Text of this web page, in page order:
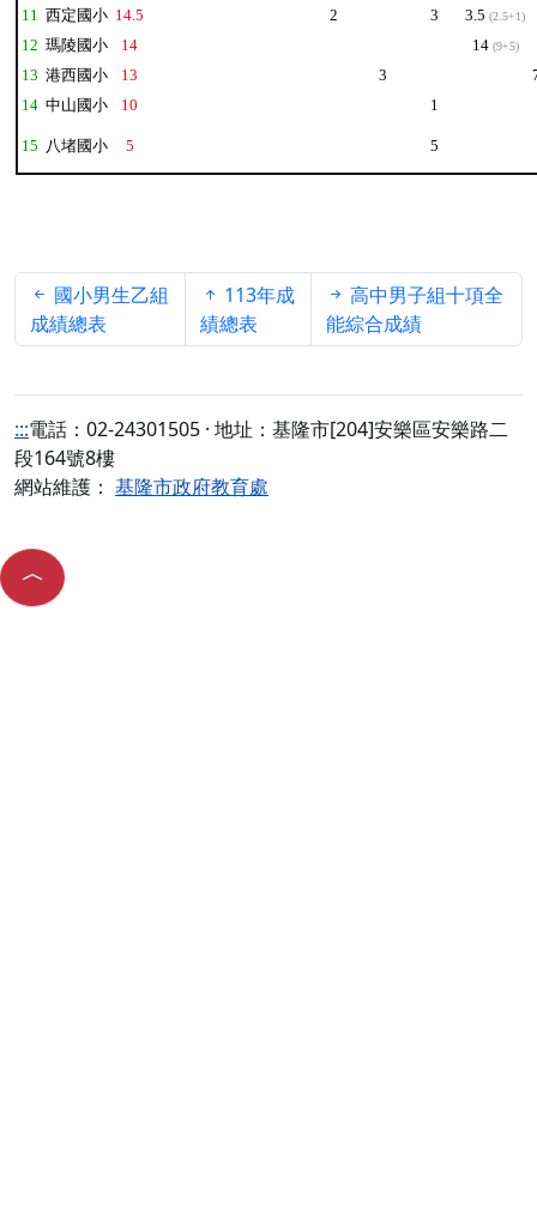
11 西定國小 14.5 2 3 3.5 (2.5+1)
12 瑪陵國小 14 14 (9+5)
13 港西國小 13 3
14 中山國小 10 1
15 八堵國小 5 5
國小男生乙組
成績總表
113年成
績總表
高中男子組十項全
能綜合成績
:::電話：02-24301505 · 地址：基隆市[204]安樂區安樂路二
段164號8樓
網站維護： 基隆市政府教育處